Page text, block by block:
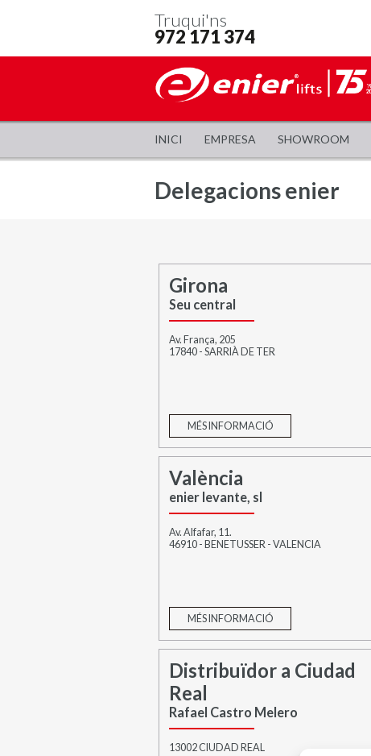
Truqui'ns
972 171 374
INICI EMPRESA SHOWROOM
Delegacions enier
Girona
Seu central
Av. França, 205
17840 - SARRIÀ DE TER
MÉS INFORMACIÓ
València
enier levante, sl
Av. Alfafar, 11.
46910 - BENETUSSER - VALENCIA
MÉS INFORMACIÓ
Distribuïdor a Ciudad
Real
Rafael Castro Melero
13002 CIUDAD REAL